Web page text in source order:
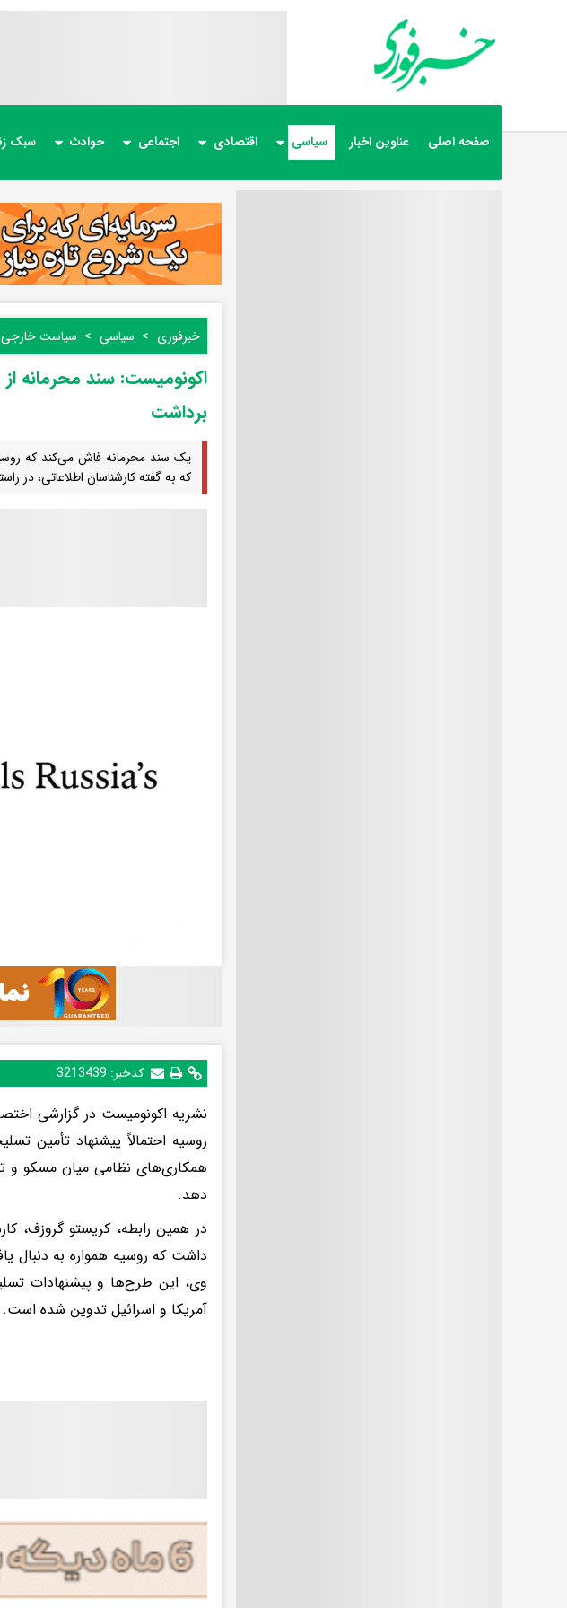
صفحه اصلی عناوین اخبار سیاسی اقتصادی اجتماعی حوادث سبک
خبرفوری سیاسی سیاست خارجی
اکونومیست: سند محرمانه
برداشت
یک سند محرمانه فاش می‌کند که
که به گفته کارشناسان اطلاعاتی، در
کدخبر: 3213439
نشریه اکونومیست در گزارشی
روسیه احتمالاً پیشنهاد تأمین
همکاری‌های نظامی میان مسکو و
دهد.
در همین رابطه، کریستو گروزف،
داشت که روسیه همواره به دنبال
وی، این طرح‌ها و پیشنهادات
آمریکا و اسرائیل تدوین شده است.